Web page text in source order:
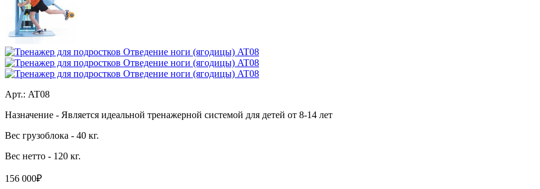
Арт.: AT08
Назначение - Является идеальной тренажерной системой для детей от 8-14 лет
Вес грузоблока - 40 кг.
Вес нетто - 120 кг.
156 000₽